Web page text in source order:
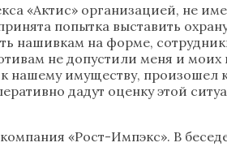
«Актис» организацией, не
попытка выставить
нашивкам на форме,
не допустили меня и моих
нашему имуществу, произошел
дадут оценку этой
«Рост-Импэкс». В